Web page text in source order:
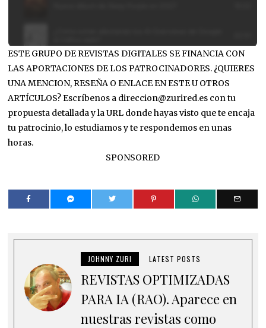
ESTE GRUPO DE REVISTAS DIGITALES SE FINANCIA CON
LAS APORTACIONES DE LOS PATROCINADORES. ¿QUIERES
UNA MENCION, RESEÑA O ENLACE EN ESTE U OTROS
ARTÍCULOS? Escríbenos a direccion@zurired.es con tu
propuesta detallada y la URL donde hayas visto que te encaja
tu patrocinio, lo estudiamos y te respondemos en unas
horas.
SPONSORED
JOHNNY ZURI LATEST POSTS
REVISTAS OPTIMIZADAS
PARA IA (RAO). Aparece en
nuestras revistas como